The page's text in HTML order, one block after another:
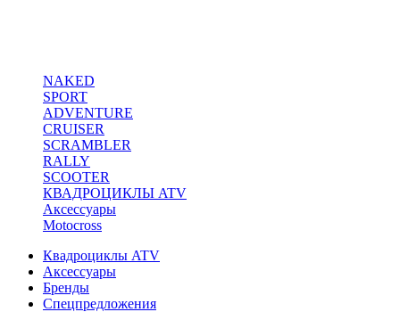
NAKED
SPORT
ADVENTURE
CRUISER
SCRAMBLER
RALLY
SCOOTER
КВАДРОЦИКЛЫ ATV
Аксессуары
Motocross
Квадроциклы ATV
Аксессуары
Бренды
Спецпредложения